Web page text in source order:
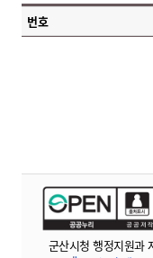
번호
군산시청 행정지원과